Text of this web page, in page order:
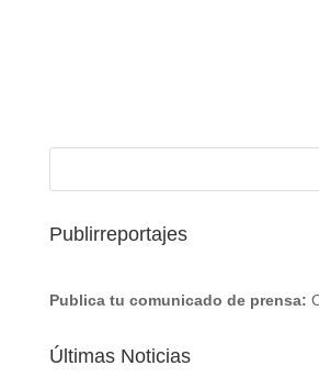
Publirreportajes
Publica tu comunicado de prensa:
Últimas Noticias